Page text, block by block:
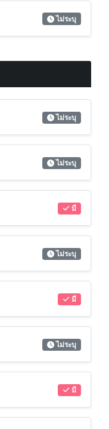
ไม่ระบุ
ไม่ระบุ
ไม่ระบุ
มี
ไม่ระบุ
มี
ไม่ระบุ
มี